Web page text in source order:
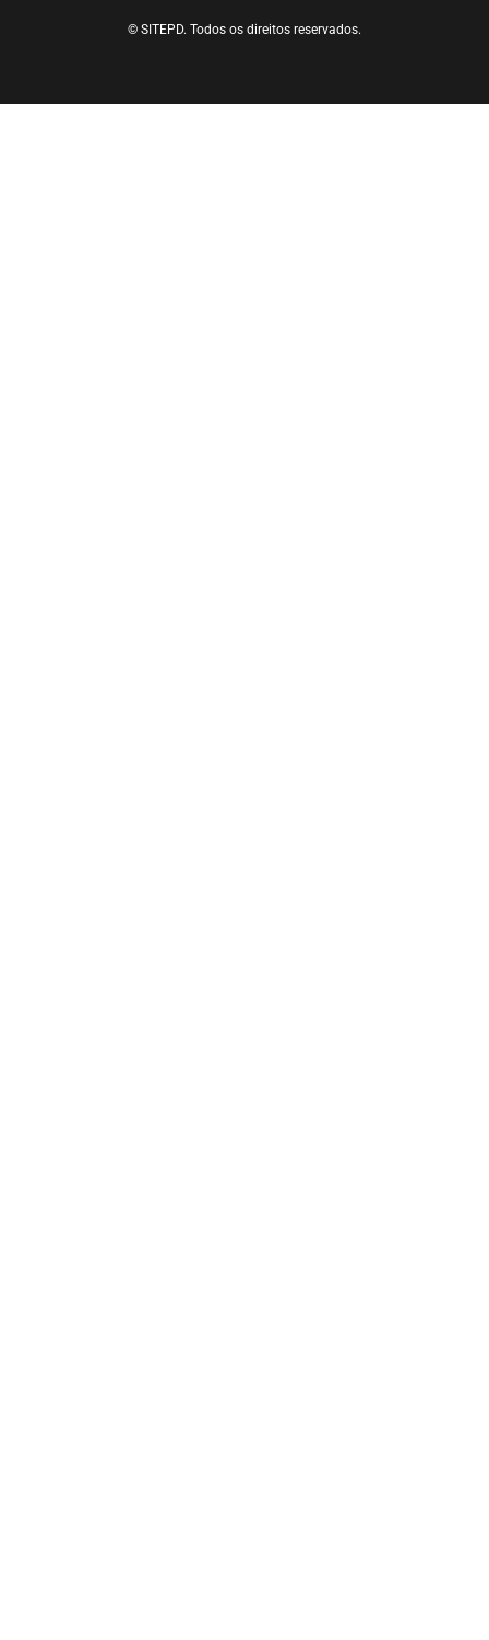
© SITEPD. Todos os direitos reservados.